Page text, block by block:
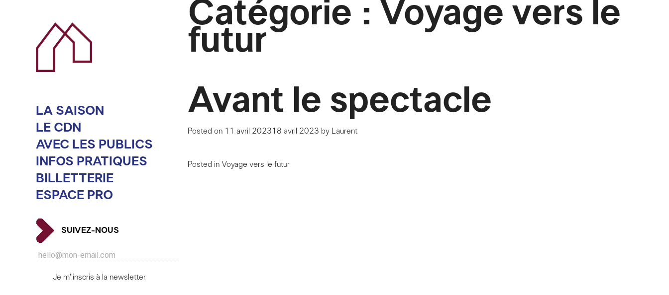
LA SAISON
LE CDN
AVEC LES PUBLICS
INFOS PRATIQUES
BILLETTERIE
ESPACE PRO
SUIVEZ-NOUS
Je m''inscris à la newsletter
Catégorie : Voyage vers le
futur
Avant le spectacle
Posted on 11 avril 202318 avril 2023 by Laurent
Posted in Voyage vers le futur